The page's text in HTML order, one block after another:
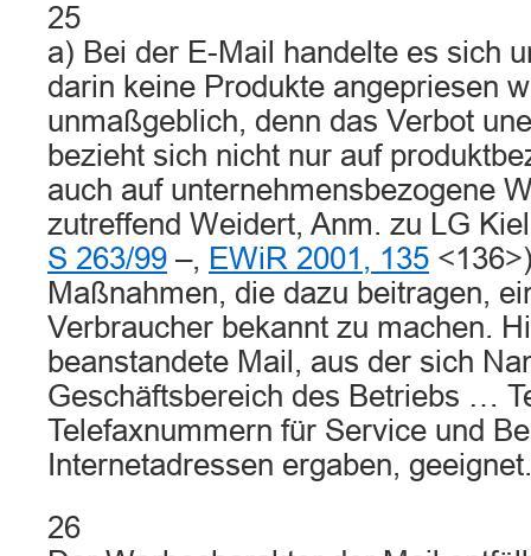
25
a) Bei der E-Mail handelte es sich
darin keine Produkte angepriesen
unmaßgeblich, denn das Verbot
bezieht sich nicht nur auf
auch auf unternehmensbezogene
zutreffend Weidert, Anm. zu LG
S 263/99 –, EWiR 2001, 135
Maßnahmen, die dazu beitragen,
Verbraucher bekannt zu machen.
beanstandete Mail, aus der sich
Geschäftsbereich des Betriebs …
Telefaxnummern für Service und
Internetadressen ergaben, geeignet.
26